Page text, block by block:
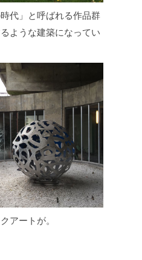
代」と呼ばれる作品群
ような建築になってい
アートが。